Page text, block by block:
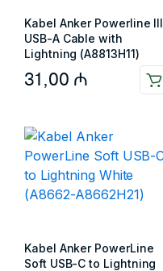
Kabel Anker Powerline III
USB-A Cable with
Lightning (A8813H11)
31,00 ₼
Kabel Anker PowerLine
Soft USB-C to Lightning